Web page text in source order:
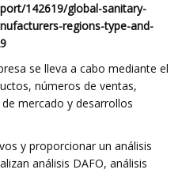
142619/global-sanitary-
regions-type-and-
se lleva a cabo mediante el
números de ventas,
mercado y desarrollos
y proporcionar un análisis
análisis DAFO, análisis